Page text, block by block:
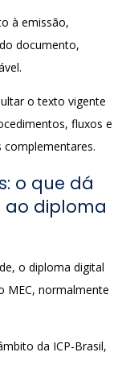
à emissão,
documento,
o texto vigente
fluxos e
o que dá
ao diploma
o diploma digital
MEC, normalmente
da ICP-Brasil,